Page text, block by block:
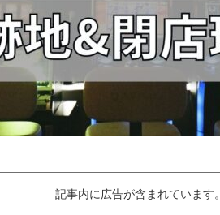
記事内に広告が含まれています。